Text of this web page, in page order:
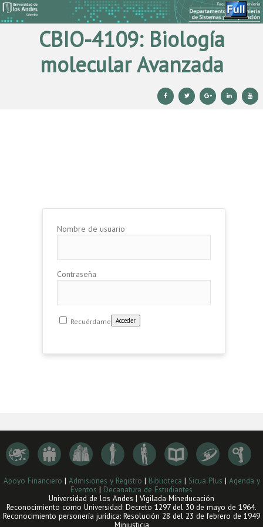
CBIO-4109: Biología
molecular Avanzada
Nombre de usuario
Contraseña
Recuérdame
Apoyo Financiero | Admisiones y Registro | Biblioteca | Sicua Plus | Agenda y
Eventos | Decanatura de Estudiantes
Universidad de los Andes | Vigilada Mineducación
Reconocimiento como Universidad: Decreto 1297 del 30 de mayo de 1964.
Reconocimiento personería jurídica: Resolución 28 del 23 de febrero de 1949
Minjusticia